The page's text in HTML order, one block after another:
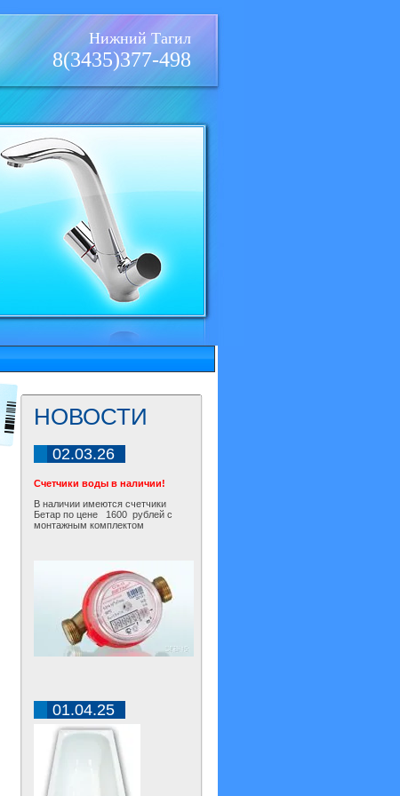
Нижний Тагил
8(3435)377-498
НОВОСТИ
02.03.26
Счетчики воды в наличии!
В наличии имеются счетчики
Бетар по цене 1600 рублей с
монтажным комплектом
01.04.25